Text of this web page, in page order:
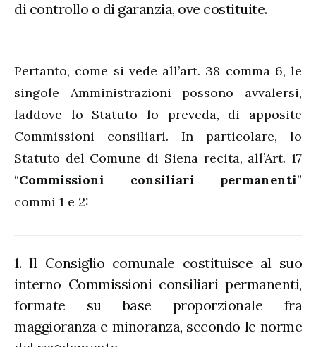
di controllo o di garanzia, ove costituite.
Pertanto, come si vede all’art. 38 comma 6, le
singole Amministrazioni possono avvalersi,
laddove lo Statuto lo preveda, di apposite
Commissioni consiliari. In particolare, lo
Statuto del Comune di Siena recita, all’Art. 17
“Commissioni consiliari permanenti”
commi 1 e 2:
1. Il Consiglio comunale costituisce al suo
interno Commissioni consiliari permanenti,
formate su base proporzionale fra
maggioranza e minoranza, secondo le norme